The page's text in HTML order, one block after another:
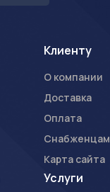
Клиенту
О компании
Доставка
Оплата
Снабженцам
Карта сайта
Услуги